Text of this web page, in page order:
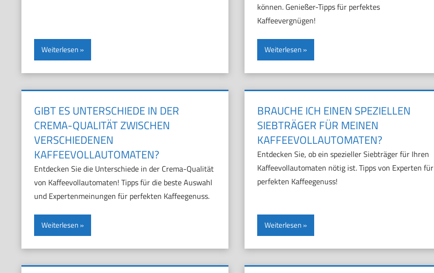
Weiterlesen
können. Genießer-Tipps für perfektes
Kaffeevergnügen!
Weiterlesen
GIBT ES UNTERSCHIEDE IN DER
CREMA-QUALITÄT ZWISCHEN
VERSCHIEDENEN
KAFFEEVOLLAUTOMATEN?
Entdecken Sie die Unterschiede in der Crema-Qualität
von Kaffeevollautomaten! Tipps für die beste Auswahl
und Expertenmeinungen für perfekten Kaffeegenuss.
Weiterlesen
BRAUCHE ICH EINEN SPEZIELLEN
SIEBTRÄGER FÜR MEINEN
KAFFEEVOLLAUTOMATEN?
Entdecken Sie, ob ein spezieller Siebträger für Ihren
Kaffeevollautomaten nötig ist. Tipps von Experten für
perfekten Kaffeegenuss!
Weiterlesen